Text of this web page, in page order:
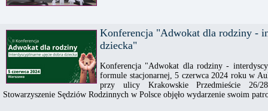
Konferencja "Adwokat dla rodziny -
dziecka"
Konferencja "Adwokat dla rodziny -
formule stacjonarnej, 5 czerwca 2024 roku w
przy ulicy Krakowskie Przedmieście 26/
Stowarzyszenie Sędziów Rodzinnych w Polsce objęło wydarzenie swoim